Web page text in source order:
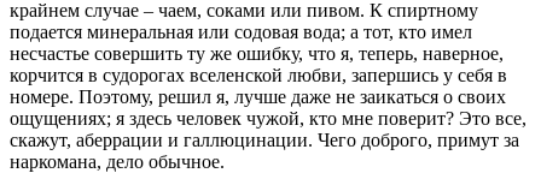
крайнем случае – чаем, соками или пивом. К спиртному
подается минеральная или содовая вода; а тот, кто имел
несчастье совершить ту же ошибку, что я, теперь, наверное,
корчится в судорогах вселенской любви, запершись у себя в
номере. Поэтому, решил я, лучше даже не заикаться о своих
ощущениях; я здесь человек чужой, кто мне поверит? Это все,
скажут, аберрации и галлюцинации. Чего доброго, примут за
наркомана, дело обычное.